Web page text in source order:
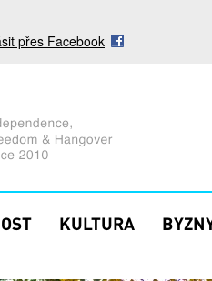
přes Facebook
KULTURA